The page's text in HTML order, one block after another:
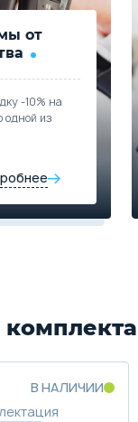
Макс.
о
Купить в кредит
Забронировать
от
-10% на
одной из
В НАЛИЧИИ